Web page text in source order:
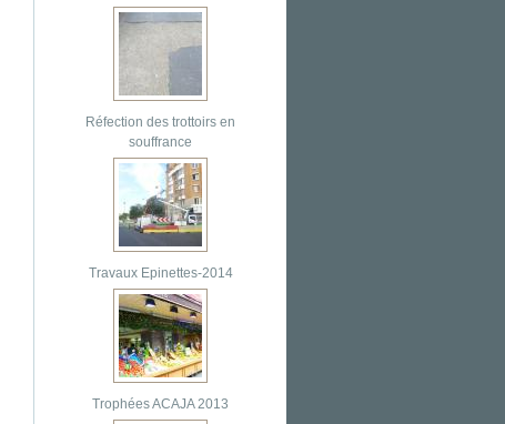
Réfection des trottoirs en
souffrance
Travaux Epinettes-2014
Trophées ACAJA 2013